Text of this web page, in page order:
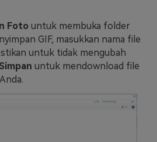
Foto untuk membuka folder
GIF, masukkan nama file
untuk tidak mengubah
untuk mendownload file